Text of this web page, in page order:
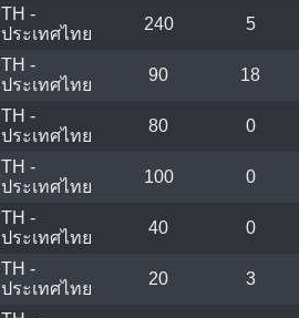
TH -
ประเทศไทย
240 5
TH -
ประเทศไทย
90 18
TH -
ประเทศไทย
80 0
TH -
ประเทศไทย
100 0
TH -
ประเทศไทย
40 0
TH -
ประเทศไทย
20 3